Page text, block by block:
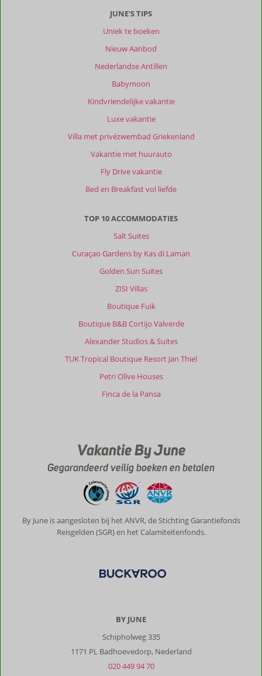
JUNE'S TIPS
Uniek te boeken
Nieuw Aanbod
Nederlandse Antillen
Babymoon
Kindvriendelijke vakantie
Luxe vakantie
Villa met privézwembad Griekenland
Vakantie met huurauto
Fly Drive vakantie
Bed en Breakfast vol liefde
TOP 10 ACCOMMODATIES
Salt Suites
Curaçao Gardens by Kas di Laman
Golden Sun Suites
ZISI Villas
Boutique Fuik
Boutique B&B Cortijo Valverde
Alexander Studios & Suites
TUK Tropical Boutique Resort Jan Thiel
Petri Olive Houses
Finca de la Pansa
Vakantie By June
Gegarandeerd veilig boeken en betalen
By June is aangesloten bij het ANVR, de Stichting Garantiefonds
Reisgelden (SGR) en het Calamiteitenfonds.
BY JUNE
Schipholweg 335
1171 PL Badhoevedorp, Nederland
020 449 94 70